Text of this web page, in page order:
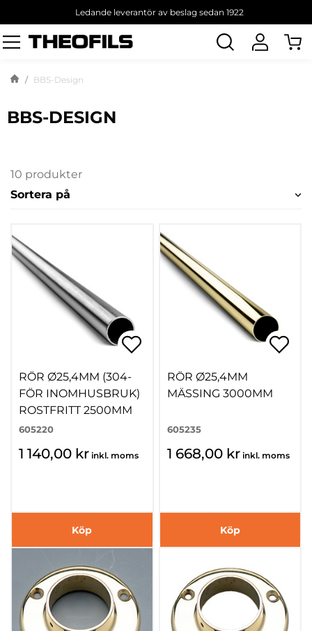
Ledande leverantör av beslag sedan 1922
Sök
produkt
BBS-Design
BBS-DESIGN
10 produkter
Sortera på
RÖR Ø25,4MM (304-
FÖR INOMHUSBRUK)
ROSTFRITT 2500MM
605220
1 140,00 kr inkl. moms
Köp
RÖR Ø25,4MM
MÄSSING 3000MM
605235
1 668,00 kr inkl. moms
Köp